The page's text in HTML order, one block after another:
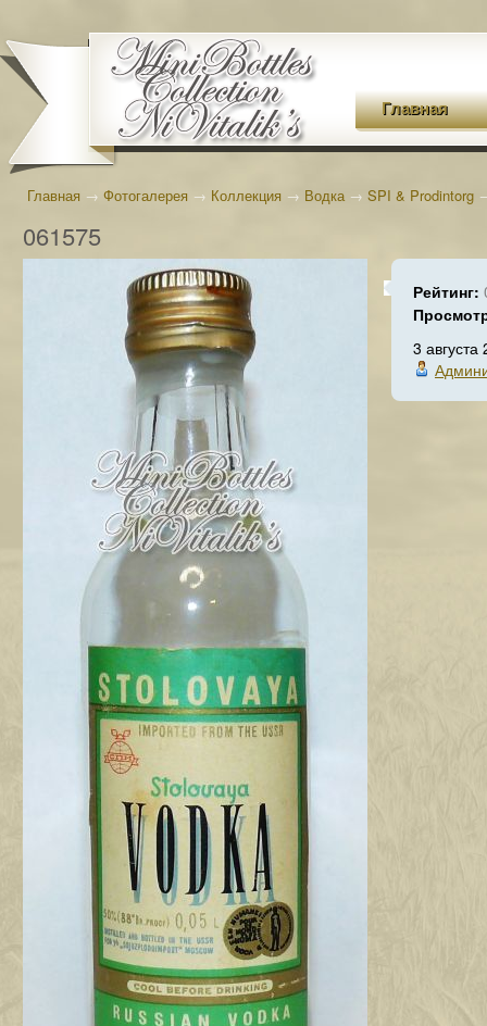
Главная
Главная → Фотогалерея → Коллекция → Водка→ SPI & Prodintorg
061575
Рейтинг:
3 августа